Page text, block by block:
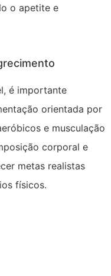
o apetite e
é importante
orientada por
e musculação
corporal e
metas realistas
físicos.